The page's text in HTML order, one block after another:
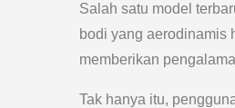
Salah satu model
bodi yang aerodinamis
memberikan
Tak hanya itu,